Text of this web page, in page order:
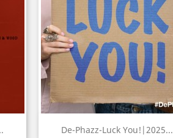
De-Phazz-Luck You!|2025...
Vorschau